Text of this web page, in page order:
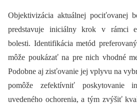
Objektivizácia aktuálnej pociťovanej
predstavuje iniciálny krok v rámci
bolesti. Identifikácia metód
môže poukázať na pre nich vhodné
Podobne aj zisťovanie jej vplyvu na
pomôže zefektívniť poskytovanie
uvedeného ochorenia, a tým zvýšiť